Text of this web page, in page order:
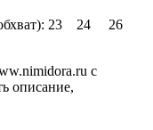
23 24 26
с
описание,